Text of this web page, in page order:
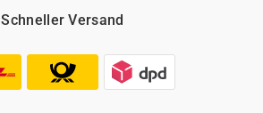
Schneller Versand